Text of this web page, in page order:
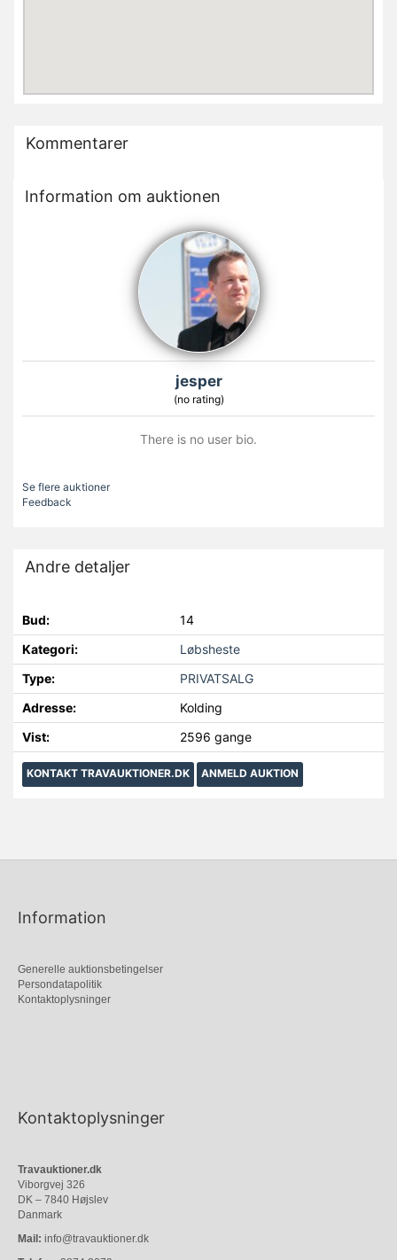
Kommentarer
Information om auktionen
jesper
(no rating)
There is no user bio.
Se flere auktioner
Feedback
Andre detaljer
Bud:
14
Kategori:
Løbsheste
Type:
PRIVATSALG
Adresse:
Kolding
Vist:
2596 gange
KONTAKT TRAVAUKTIONER.DK ANMELD AUKTION
Information
Generelle auktionsbetingelser
Persondatapolitik
Kontaktoplysninger
Kontaktoplysninger
Travauktioner.dk
Viborgvej 326
DK – 7840 Højslev
Danmark
Mail: info@travauktioner.dk